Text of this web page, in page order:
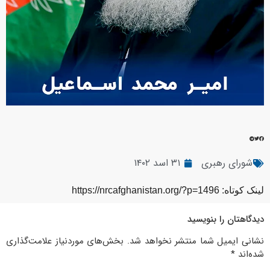
شورای رهبری ۳۱ اسد ۱۴۰۲
لینک کوتاه: https://nrcafghanistan.org/?p=1496
دیدگاهتان را بنویسید
نشانی ایمیل شما منتشر نخواهد شد. بخش‌های موردنیاز علامت‌گذاری
شده‌اند *